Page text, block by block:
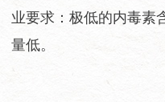
业要求：极低的内毒素
量低。